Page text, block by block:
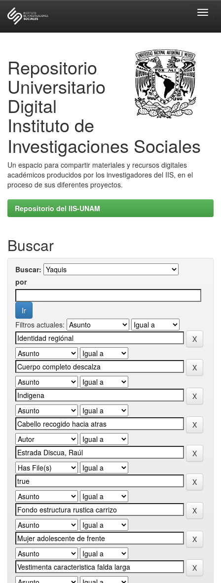
Repositorio
Universitario
Digital
Instituto de
Investigaciones Sociales
Un espacio para compartir materiales y recursos digitales
académicos producidos por los investigadores del IIS, en el
proceso de sus diferentes proyectos.
Repositorio del IIS-UNAM
Buscar
Buscar:
por
Filtros actuales: